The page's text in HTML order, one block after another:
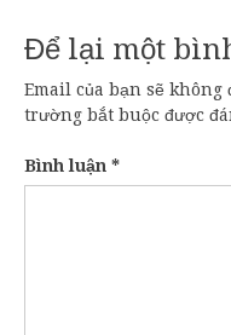
Để lại một
Email của bạn sẽ
trường bắt buộc được
Bình luận *